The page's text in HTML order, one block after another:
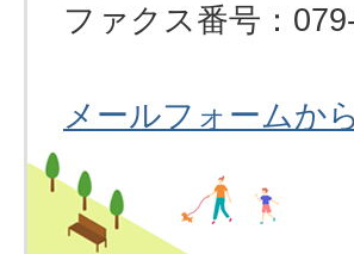
ファクス番号：
メールフォームか